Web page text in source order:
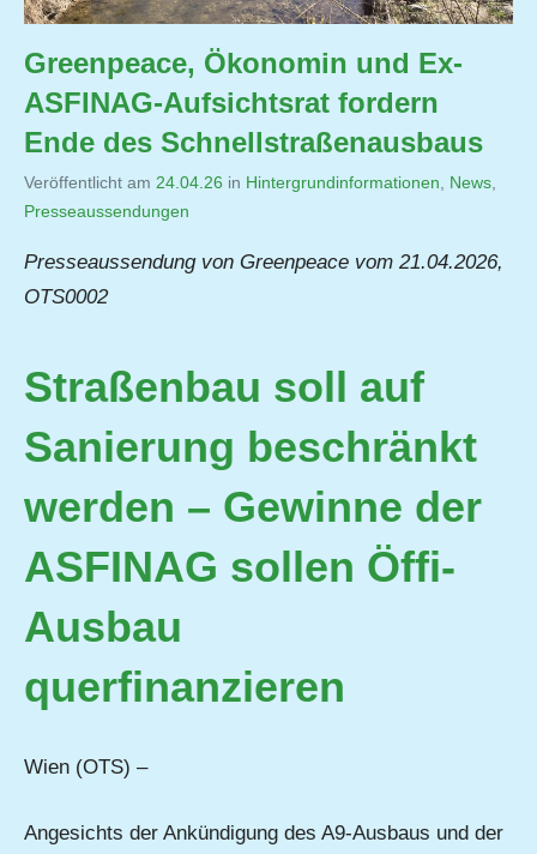
Greenpeace, Ökonomin und Ex-
ASFINAG-Aufsichtsrat fordern
Ende des Schnellstraßenausbaus
Veröffentlicht am 24.04.26 von
in Hintergrundinformationen, News,
Presseaussendungen
Presseaussendung von Greenpeace vom 21.04.2026,
OTS0002
Straßenbau soll auf
Sanierung beschränkt
werden – Gewinne der
ASFINAG sollen Öffi-
Ausbau
querfinanzieren
Wien (OTS) –
Angesichts der Ankündigung des A9-Ausbaus und der